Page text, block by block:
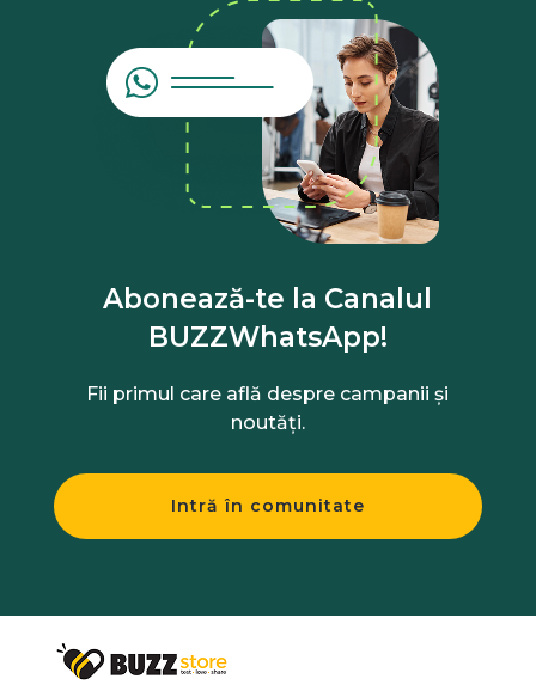
Abonează-te la Canalul
BUZZWhatsApp!
Fii primul care află despre campanii și
noutăți.
Intră în comunitate